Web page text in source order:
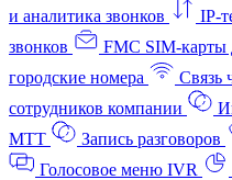
и аналитика звонков
IP-
звонков
FMC SIM-карты
городские номера
Связь
сотрудников компании
МТТ
Запись разговоров
Голосовое меню IVR